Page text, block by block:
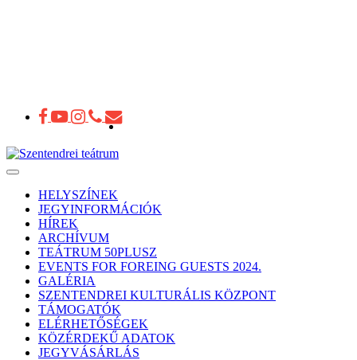
Toggle
navigationHELYSZÍNEK
JEGYINFORMÁCIÓK
HÍREK
ARCHÍVUM
TEÁTRUM 50PLUSZ
EVENTS FOR FOREING GUESTS 2024.
GALÉRIA
SZENTENDREI KULTURÁLIS KÖZPONT
TÁMOGATÓK
ELÉRHETŐSÉGEK
KÖZÉRDEKŰ ADATOK
JEGYVÁSÁRLÁS